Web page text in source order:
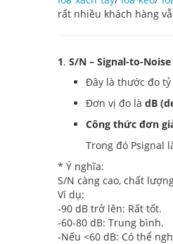
rất nhiều khách hàng
1. S/N – Signal-to-
Đây là thước đo tỷ
Đơn vị đo là dB
Công thức đơn
Trong đó Psignal
* Ý nghĩa:
S/N càng cao, chất
Ví dụ:
-90 dB trở lên: Rất tốt.
-60-80 dB: Trung bình.
-Nếu <60 dB: Có thể